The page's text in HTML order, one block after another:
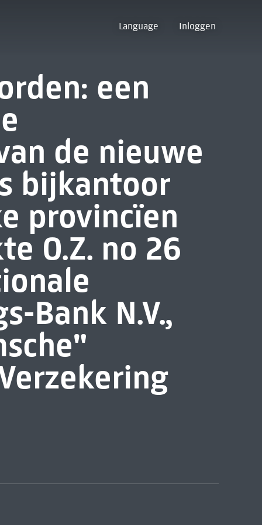
Language Inloggen
een
de nieuwe
bijkantoor
provincïen
O.Z. no 26
Bank N.V.,